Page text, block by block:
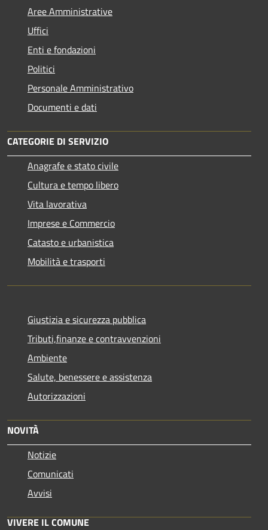
Aree Amministrative
Uffici
Enti e fondazioni
Politici
Personale Amministrativo
Documenti e dati
CATEGORIE DI SERVIZIO
Anagrafe e stato civile
Cultura e tempo libero
Vita lavorativa
Imprese e Commercio
Catasto e urbanistica
Mobilità e trasporti
Giustizia e sicurezza pubblica
Tributi,finanze e contravvenzioni
Ambiente
Salute, benessere e assistenza
Autorizzazioni
NOVITÀ
Notizie
Comunicati
Avvisi
VIVERE IL COMUNE